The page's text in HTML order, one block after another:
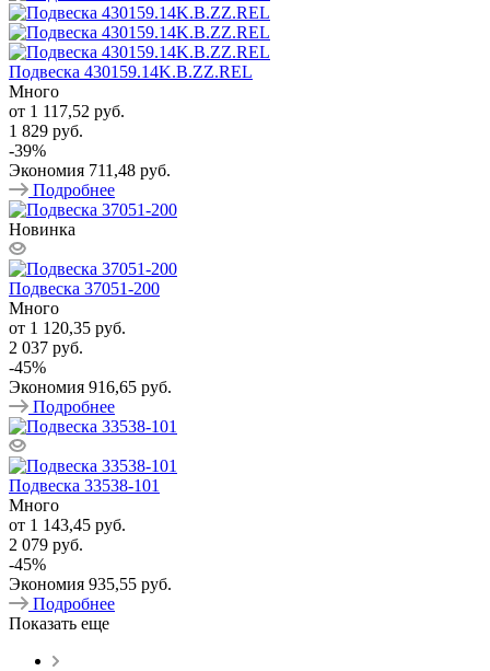
Подвеска 430159.14K.B.ZZ.REL
Много
от 1 117,52 руб.
1 829 руб.
-39%
Экономия 711,48 руб.
Подробнее
Новинка
Подвеска 37051-200
Много
от 1 120,35 руб.
2 037 руб.
-45%
Экономия 916,65 руб.
Подробнее
Подвеска 33538-101
Много
от 1 143,45 руб.
2 079 руб.
-45%
Экономия 935,55 руб.
Подробнее
Показать еще